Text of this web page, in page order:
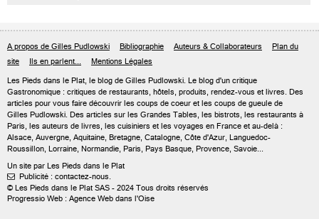
A propos de Gilles Pudlowski Bibliographie Auteurs & Collaborateurs
Plan du
site
Ils en parlent... Mentions Légales
Les Pieds dans le Plat, le blog de Gilles Pudlowski. Le blog d'un critique
Gastronomique : critiques de restaurants, hôtels, produits, rendez-vous et livres. Des
articles pour vous faire découvrir les coups de coeur et les coups de gueule de
Gilles Pudlowski. Des articles sur les Grandes Tables, les bistrots, les restaurants à
Paris, les auteurs de livres, les cuisiniers et les voyages en France et au-delà :
Alsace, Auvergne, Aquitaine, Bretagne, Catalogne, Côte d'Azur, Languedoc-
Roussillon, Lorraine, Normandie, Paris, Pays Basque, Provence, Savoie...
Un site par Les Pieds dans le Plat
 Publicité : contactez-nous.
© Les Pieds dans le Plat SAS - 2024 Tous droits réservés
Progressio Web : Agence Web dans l'Oise